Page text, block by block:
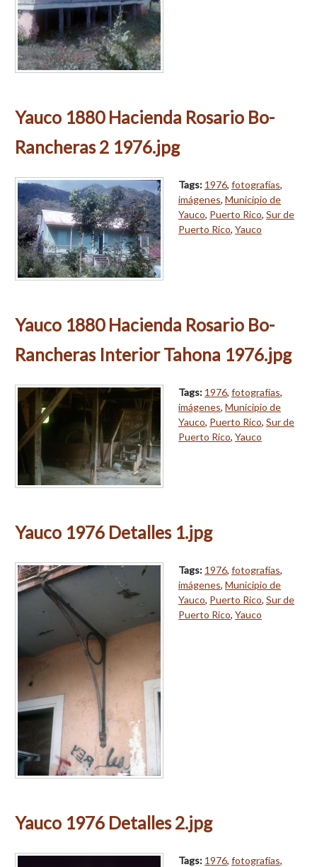
Yauco 1880 Hacienda Rosario Bo-
Rancheras 2 1976.jpg
Tags: 1976, fotografías,
imágenes, Municipio de
Yauco, Puerto Rico, Sur de
Puerto Rico, Yauco
Yauco 1880 Hacienda Rosario Bo-
Rancheras Interior Tahona 1976.jpg
Tags: 1976, fotografías,
imágenes, Municipio de
Yauco, Puerto Rico, Sur de
Puerto Rico, Yauco
Yauco 1976 Detalles 1.jpg
Tags: 1976, fotografías,
imágenes, Municipio de
Yauco, Puerto Rico, Sur de
Puerto Rico, Yauco
Yauco 1976 Detalles 2.jpg
Tags: 1976, fotografías,